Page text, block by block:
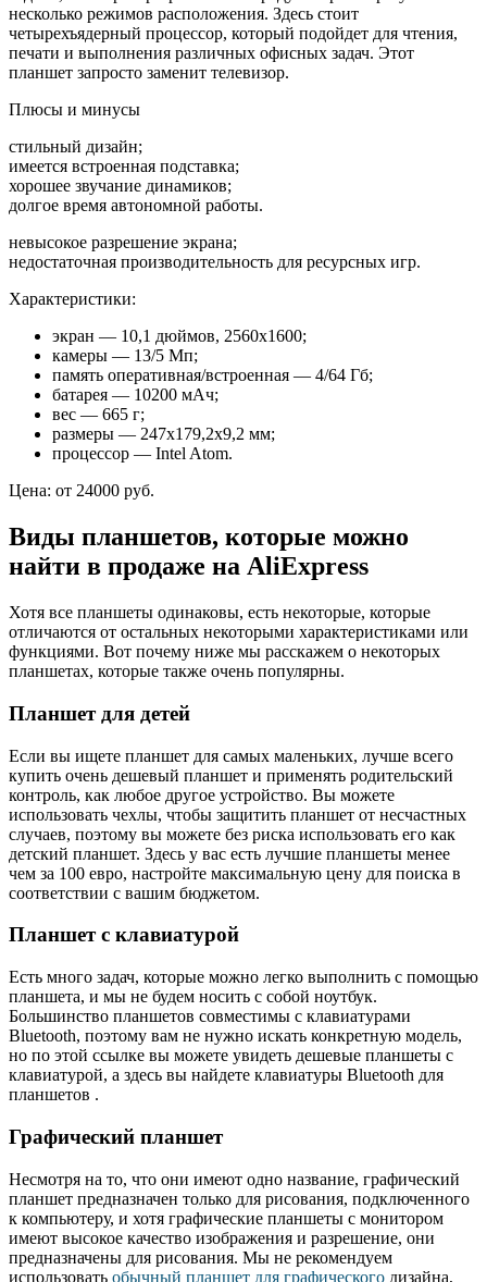
несколько режимов расположения. Здесь стоит
четырехъядерный процессор, который подойдет для чтения,
печати и выполнения различных офисных задач. Этот
планшет запросто заменит телевизор.
Плюсы и минусы
стильный дизайн;
имеется встроенная подставка;
хорошее звучание динамиков;
долгое время автономной работы.
невысокое разрешение экрана;
недостаточная производительность для ресурсных игр.
Характеристики:
экран — 10,1 дюймов, 2560х1600;
камеры — 13/5 Мп;
память оперативная/встроенная — 4/64 Гб;
батарея — 10200 мАч;
вес — 665 г;
размеры — 247х179,2х9,2 мм;
процессор — Intel Atom.
Цена: от 24000 руб.
Виды планшетов, которые можно
найти в продаже на AliExpress
Хотя все планшеты одинаковы, есть некоторые, которые
отличаются от остальных некоторыми характеристиками или
функциями. Вот почему ниже мы расскажем о некоторых
планшетах, которые также очень популярны.
Планшет для детей
Если вы ищете планшет для самых маленьких, лучше всего
купить очень дешевый планшет и применять родительский
контроль, как любое другое устройство. Вы можете
использовать чехлы, чтобы защитить планшет от несчастных
случаев, поэтому вы можете без риска использовать его как
детский планшет. Здесь у вас есть лучшие планшеты менее
чем за 100 евро, настройте максимальную цену для поиска в
соответствии с вашим бюджетом.
Планшет с клавиатурой
Есть много задач, которые можно легко выполнить с помощью
планшета, и мы не будем носить с собой ноутбук.
Большинство планшетов совместимы с клавиатурами
Bluetooth, поэтому вам не нужно искать конкретную модель,
но по этой ссылке вы можете увидеть дешевые планшеты с
клавиатурой, а здесь вы найдете клавиатуры Bluetooth для
планшетов .
Графический планшет
Несмотря на то, что они имеют одно название, графический
планшет предназначен только для рисования, подключенного
к компьютеру, и хотя графические планшеты с монитором
имеют высокое качество изображения и разрешение, они
предназначены для рисования. Мы не рекомендуем
использовать обычный планшет для графического дизайна,